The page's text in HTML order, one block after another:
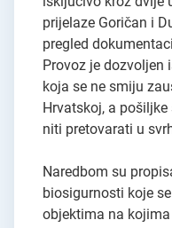
prijelaze Goričan i
pregled
Provoz je
koja se ne smiju
Hrvatskoj, a
niti pretovarati u
Naredbom su
biosigurnosti koje
objektima na